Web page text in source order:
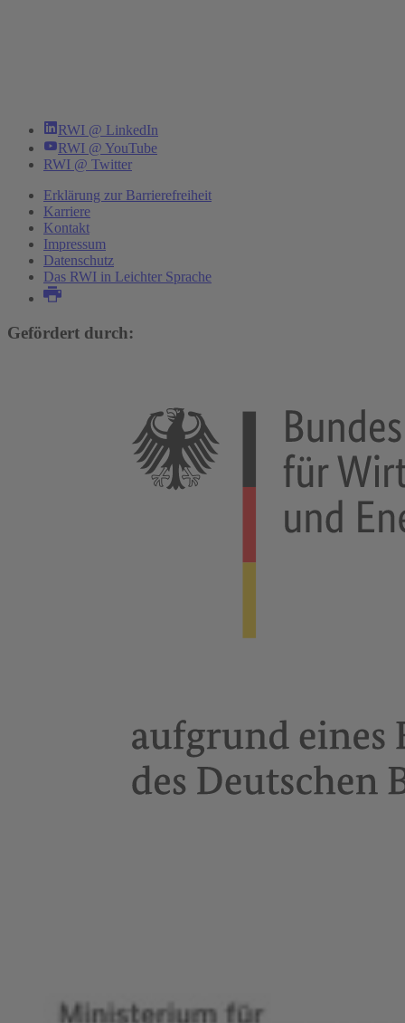
RWI @ LinkedIn
RWI @ YouTube
RWI @ Twitter
Erklärung zur Barrierefreiheit
Karriere
Kontakt
Impressum
Datenschutz
Das RWI in Leichter Sprache
Gefördert durch: